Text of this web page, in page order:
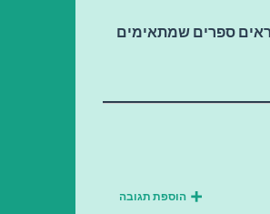
ספרים שמתאימים
הוספת תגובה